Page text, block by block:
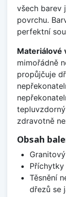
všech barev
povrchu.
perfektní
Materiálové
mimořádně
propůjčuje
zdravotně
Obsah
Příchytky
Těsnění
dřezů se